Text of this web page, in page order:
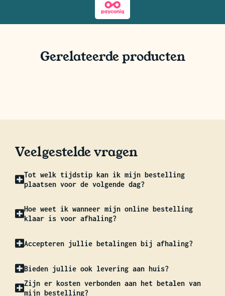
Gerelateerde producten
Veelgestelde vragen
Tot welk tijdstip kan ik mijn bestelling
plaatsen voor de volgende dag?
Hoe weet ik wanneer mijn online bestelling
klaar is voor afhaling?
Accepteren jullie betalingen bij afhaling?
Bieden jullie ook levering aan huis?
Zijn er kosten verbonden aan het betalen van
mijn bestelling?